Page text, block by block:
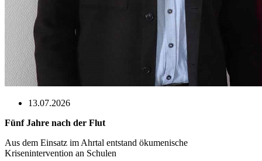
13.07.2026
Fünf Jahre nach der Flut
Aus dem Einsatz im Ahrtal entstand ökumenische
Krisenintervention an Schulen